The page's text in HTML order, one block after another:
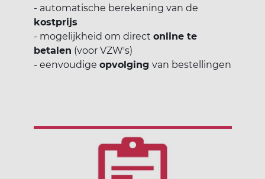
- automatische berekening van de
kostprijs
- mogelijkheid om direct online te
betalen (voor VZW's)
- eenvoudige opvolging van bestellingen